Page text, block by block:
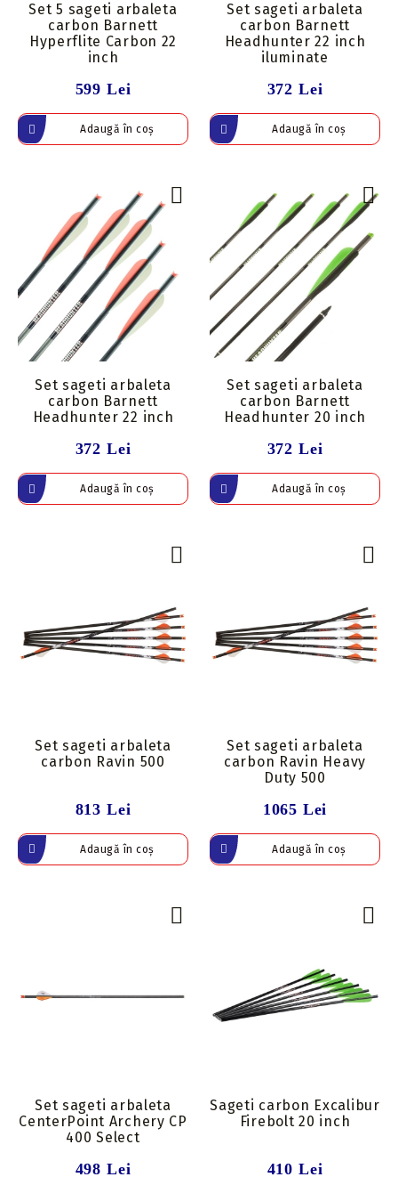
Set 5 sageti arbaleta
carbon Barnett
Hyperflite Carbon 22
inch
599 Lei
Set sageti arbaleta
carbon Barnett
Headhunter 22 inch
iluminate
372 Lei
Set sageti arbaleta
carbon Barnett
Headhunter 22 inch
372 Lei
Set sageti arbaleta
carbon Barnett
Headhunter 20 inch
372 Lei
Set sageti arbaleta
carbon Ravin 500
813 Lei
Set sageti arbaleta
carbon Ravin Heavy
Duty 500
1065 Lei
Set sageti arbaleta
CenterPoint Archery CP
400 Select
498 Lei
Sageti carbon Excalibur
Firebolt 20 inch
410 Lei